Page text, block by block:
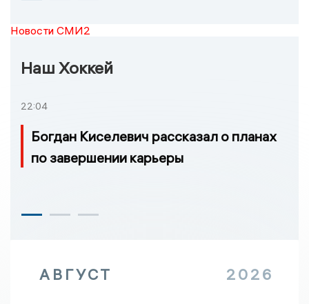
Новости СМИ2
Наш Хоккей
22:04
Богдан Киселевич рассказал о планах
по завершении карьеры
АВГУСТ 2026